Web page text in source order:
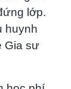
lớp.
huynh
Gia sư